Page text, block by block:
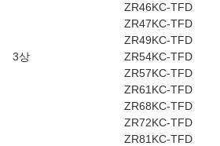
3상
ZR46KC-TFD
ZR47KC-TFD
ZR49KC-TFD
ZR54KC-TFD
ZR57KC-TFD
ZR61KC-TFD
ZR68KC-TFD
ZR72KC-TFD
ZR81KC-TFD